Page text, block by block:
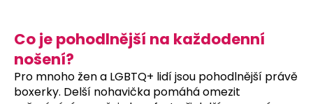
Co je pohodlnější na každodenní
nošení?
Pro mnoho žen a LGBTQ+ lidí jsou pohodlnější právě
boxerky. Delší nohavička pomáhá omezit